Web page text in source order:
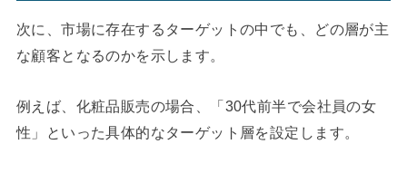
次に、市場に存在するターゲットの中でも、どの層が主
な顧客となるのかを示します。
例えば、化粧品販売の場合、「30代前半で会社員の女
性」といった具体的なターゲット層を設定します。